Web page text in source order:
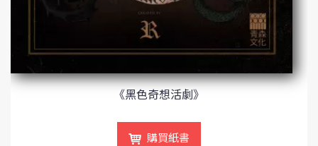
《黑色奇想活劇》
購買紙書